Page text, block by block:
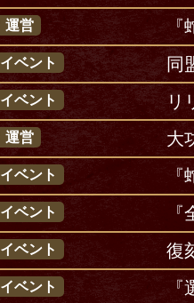
運営
イベント 同
イベント リ
運営 大
イベント
イベント
イベント 復
イベント